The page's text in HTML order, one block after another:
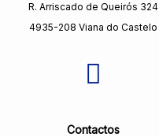
R. Arriscado de Queirós 324
4935-208 Viana do Castelo
Contactos